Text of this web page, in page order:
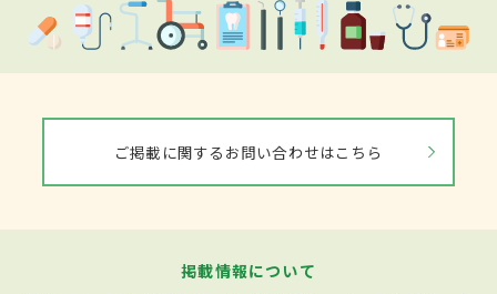
ご掲載に関するお問い合わせはこちら
掲載情報について